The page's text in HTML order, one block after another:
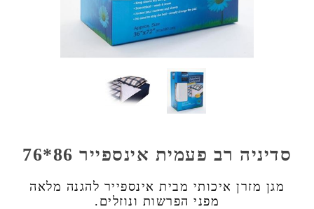
סדיניה רב פעמית אינספייר 86*76
מגן מזרן איכותי מבית אינספייר להגנה מלאה
מפני הפרשות ונוזלים.